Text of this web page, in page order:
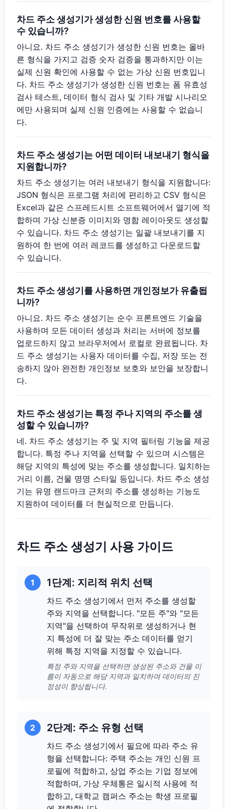
차드 주소 생성기가 생성한 신원 번호를 사용할
수 있습니까?
아니요. 차드 주소 생성기가 생성한 신원 번호는 올바
른 형식을 가지고 검증 숫자 검증을 통과하지만 이는
실제 신원 확인에 사용할 수 없는 가상 신원 번호입니
다. 차드 주소 생성기가 생성한 신원 번호는 폼 유효성
검사 테스트, 데이터 형식 검사 및 기타 개발 시나리오
에만 사용되며 실제 신원 인증에는 사용할 수 없습니
다.
차드 주소 생성기는 어떤 데이터 내보내기 형식을
지원합니까?
차드 주소 생성기는 여러 내보내기 형식을 지원합니다:
JSON 형식은 프로그램 처리에 편리하고 CSV 형식은
Excel과 같은 스프레드시트 소프트웨어에서 열기에 적
합하며 가상 신분증 이미지와 명함 레이아웃도 생성할
수 있습니다. 차드 주소 생성기는 일괄 내보내기를 지
원하여 한 번에 여러 레코드를 생성하고 다운로드할
수 있습니다.
차드 주소 생성기를 사용하면 개인정보가 유출됩
니까?
아니요. 차드 주소 생성기는 순수 프론트엔드 기술을
사용하며 모든 데이터 생성과 처리는 서버에 정보를
업로드하지 않고 브라우저에서 로컬로 완료됩니다. 차
드 주소 생성기는 사용자 데이터를 수집, 저장 또는 전
송하지 않아 완전한 개인정보 보호와 보안을 보장합니
다.
차드 주소 생성기는 특정 주나 지역의 주소를 생
성할 수 있습니까?
네. 차드 주소 생성기는 주 및 지역 필터링 기능을 제공
합니다. 특정 주나 지역을 선택할 수 있으며 시스템은
해당 지역의 특성에 맞는 주소를 생성합니다. 일치하는
거리 이름, 건물 명명 스타일 등입니다. 차드 주소 생성
기는 유명 랜드마크 근처의 주소를 생성하는 기능도
지원하여 데이터를 더 현실적으로 만듭니다.
차드 주소 생성기 사용 가이드
1 1단계: 지리적 위치 선택
차드 주소 생성기에서 먼저 주소를 생성할
주와 지역을 선택합니다. "모든 주"와 "모든
지역"을 선택하여 무작위로 생성하거나 현
지 특성에 더 잘 맞는 주소 데이터를 얻기
위해 특정 지역을 지정할 수 있습니다.
특정 주와 지역을 선택하면 생성된 주소와 건물 이
름이 자동으로 해당 지역과 일치하여 데이터의 진
정성이 향상됩니다.
2 2단계: 주소 유형 선택
차드 주소 생성기에서 필요에 따라 주소 유
형을 선택합니다: 주택 주소는 개인 신원 프
로필에 적합하고, 상업 주소는 기업 정보에
적합하며, 가상 우체통은 일시적 사용에 적
합하고, 대학교 캠퍼스 주소는 학생 프로필